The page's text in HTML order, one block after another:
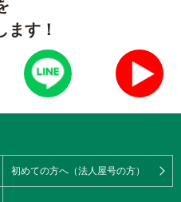
ます！
初めての方へ（法人屋号の方）